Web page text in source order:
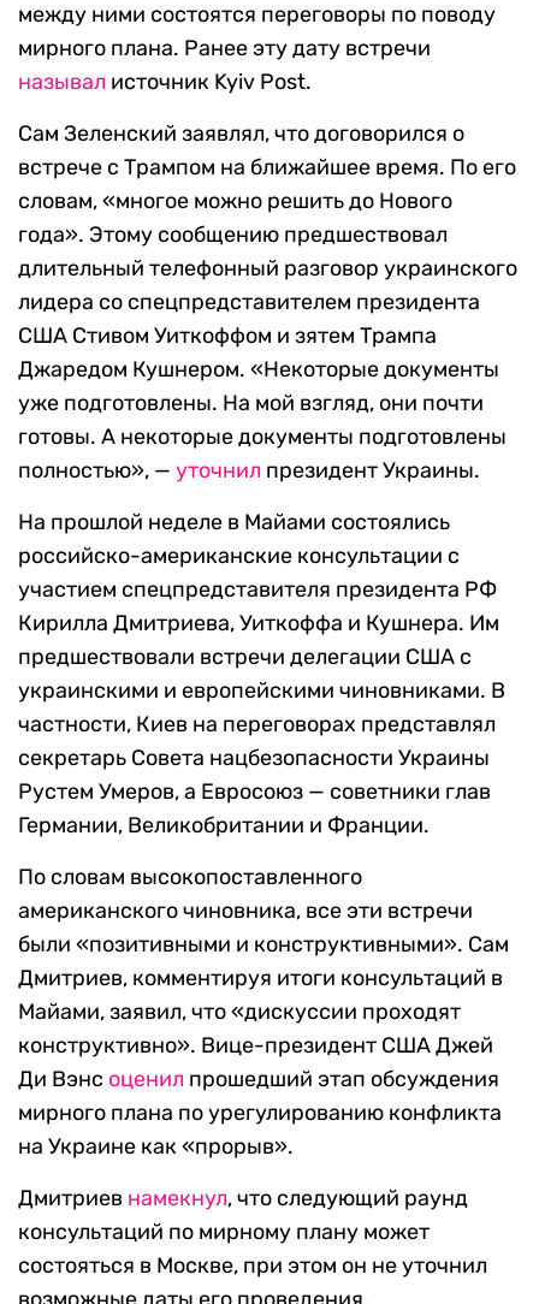
между ними состоятся переговоры по поводу
мирного плана. Ранее эту дату встречи
называл источник Kyiv Post.
Сам Зеленский заявлял, что договорился о
встрече с Трампом на ближайшее время. По его
словам, «многое можно решить до Нового
года». Этому сообщению предшествовал
длительный телефонный разговор украинского
лидера со спецпредставителем президента
США Стивом Уиткоффом и зятем Трампа
Джаредом Кушнером. «Некоторые документы
уже подготовлены. На мой взгляд, они почти
готовы. А некоторые документы подготовлены
полностью», — уточнил президент Украины.
На прошлой неделе в Майами состоялись
российско-американские консультации с
участием спецпредставителя президента РФ
Кирилла Дмитриева, Уиткоффа и Кушнера. Им
предшествовали встречи делегации США с
украинскими и европейскими чиновниками. В
частности, Киев на переговорах представлял
секретарь Совета нацбезопасности Украины
Рустем Умеров, а Евросоюз — советники глав
Германии, Великобритании и Франции.
По словам высокопоставленного
американского чиновника, все эти встречи
были «позитивными и конструктивными». Сам
Дмитриев, комментируя итоги консультаций в
Майами, заявил, что «дискуссии проходят
конструктивно». Вице-президент США Джей
Ди Вэнс оценил прошедший этап обсуждения
мирного плана по урегулированию конфликта
на Украине как «прорыв».
Дмитриев намекнул, что следующий раунд
консультаций по мирному плану может
состояться в Москве, при этом он не уточнил